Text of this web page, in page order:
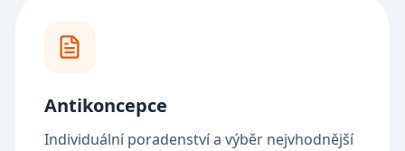
Antikoncepce
Individuální poradenství a výběr nejvhodnější